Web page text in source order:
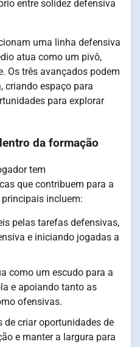
entre solidez defensiva
uma linha defensiva
atua como um pivô,
Os três avançados podem
criando espaço para
para explorar
da formação
tem
que contribuem para a
incluem:
pelas tarefas defensivas,
e iniciando jogadas a
como um escudo para a
e apoiando tanto as
ofensivas.
de criar oportunidades de
e manter a largura para